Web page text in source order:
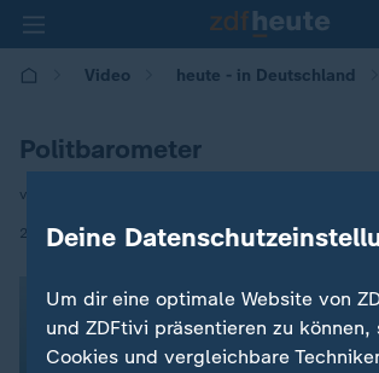
Video heute - in Deutschland
Politbarometer
von Manuela Conrad
23.05.2025 | 14:00
Deine
Um dir eine optimale Website von
und ZDFtivi präsentieren zu können,
Cookies und vergleichbare